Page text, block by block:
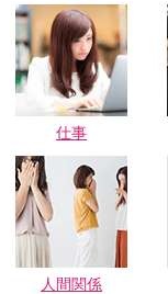
仕事
人間関係